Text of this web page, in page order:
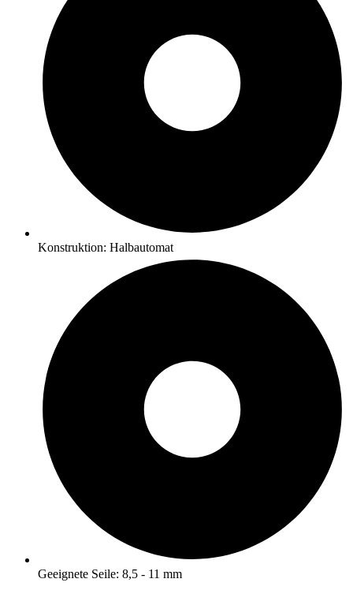
Konstruktion: Halbautomat
Geeignete Seile: 8,5 - 11 mm